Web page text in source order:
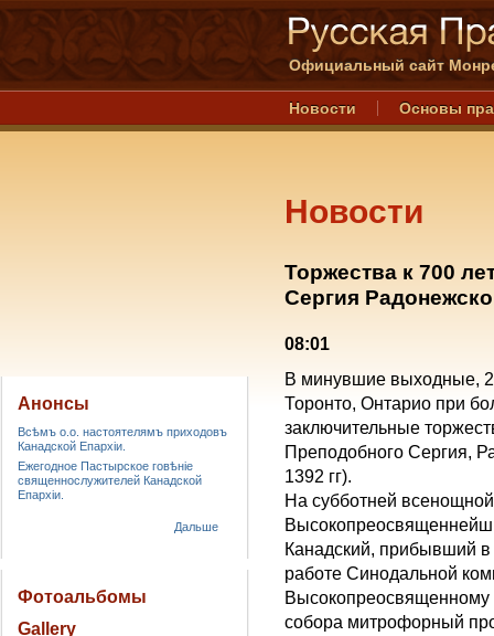
Официальный сайт
Новости Основы
Новости
Торжества к 700
Сергия
08:01
В минувшие выходные,
Торонто, Онтарио при
заключительные
Преподобного Сергия,
1392 гг).
На субботней
Канадский, прибывший в
работе Синодальной
Высокопреосвященному
собора митрофорный
Анонсы
Всѣмъ о.о. настоятелямъ приходовъ
Канадской Епархiи.
Ежегодное Пастырское говѣніе
священнослужителей Канадской
Епархіи.
Дальше
Фотоальбомы
Gallery